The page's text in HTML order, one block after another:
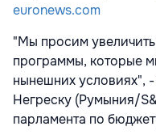
euronews.com
"Мы просим
программы, которые
нынешних условиях", -
Негреску (Румыния/
парламента по